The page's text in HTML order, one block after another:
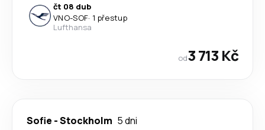
čt 08 dub
VNO-SOF· 1 přestup
Lufthansa
od3 713 Kč
Sofie -Stockholm 5 dni